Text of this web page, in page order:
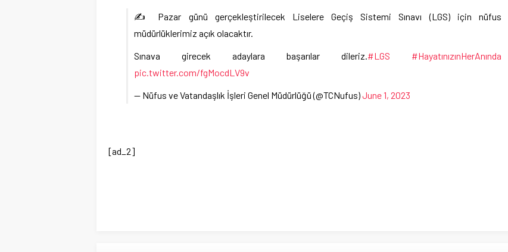
✍️ Pazar günü gerçekleştirilecek Liselere Geçiş Sistemi Sınavı (LGS) için nüfus
müdürlüklerimiz açık olacaktır.
Sınava girecek adaylara başarılar dileriz.#LGS
#HayatınızınHerAnında
pic.twitter.com/fgMocdLV9v
— Nüfus ve Vatandaşlık İşleri Genel Müdürlüğü (@TCNufus)June 1, 2023
[ad_2]